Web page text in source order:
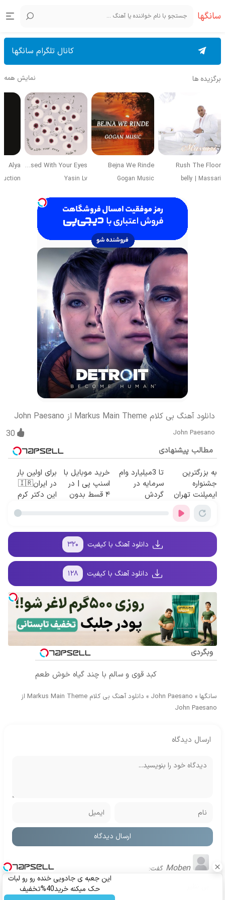
سانگها
کانال تلگرام سانگها
برگزیده ها نمایش همه
Rush The Floor
belly | Massari
Bejna We Rinde
Gogan Music
Obsessed With Your Eyes
Yasin Lv
Alya
دانلود آهنگ بی کلام Markus Main Theme از John Paesano
John Paesano
30
مطالب پیشنهادی
به بزرگترین
جشنواره
ایمپلنت تهران
سر بزنید ! |
فقط ۲۵ میلیون
تا 3میلیارد وام
سرمایه در
گردش
خرید موبایل با
اسنپ پی | در
۴ قسط بدون
برای اولین بار
در ایران🇮🇷
این دکتر کرم
روزه ساخت!
دانلود آهنگ با کیفیت ۳۲۰
دانلود آهنگ با کیفیت ۱۲۸
وبگردی
کبد قوی و سالم با چند گیاه خوش طعم
سانگها »
John Paesano
»
دانلود آهنگ بی کلام Markus Main Theme از
John Paesano
ارسال دیدگاه
Moben گفت:
این جعبه ی جادویی خنده رو رو لبات
حک میکنه خرید40%تخفیف